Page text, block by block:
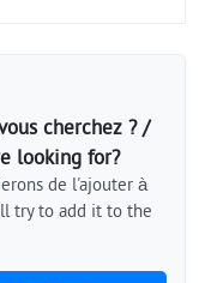
cherchez ? /
looking for?
de l'ajouter à
try to add it to the